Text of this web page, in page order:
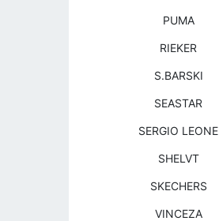
PUMA
RIEKER
S.BARSKI
SEASTAR
SERGIO LEONE
SHELVT
SKECHERS
VINCEZA